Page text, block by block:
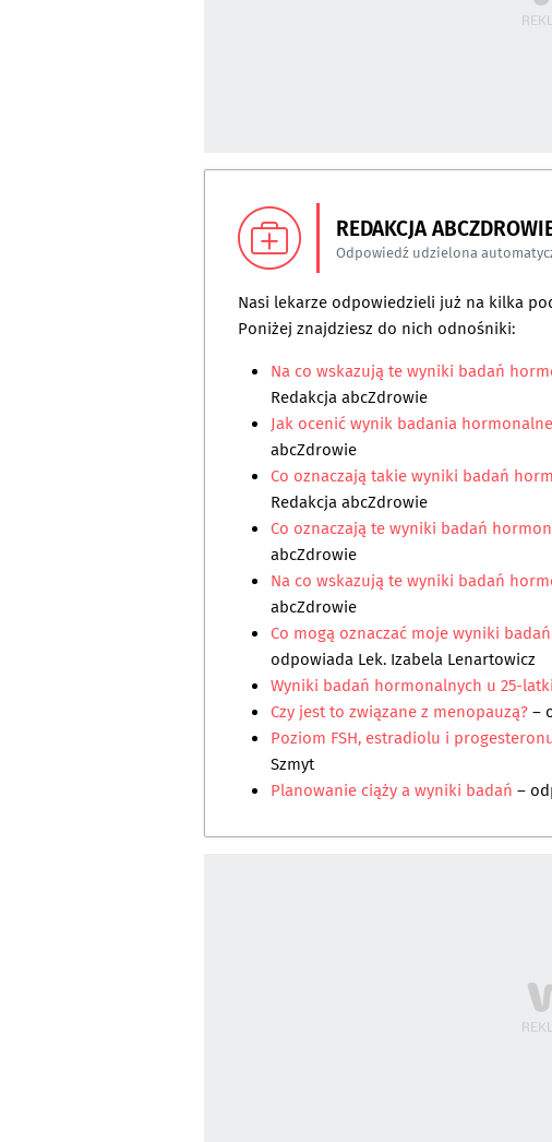
REDAKCJA
Odpowiedź udzielona
Nasi lekarze odpowiedzieli już na kilka
Poniżej znajdziesz do nich odnośniki:
Na co wskazują te wyniki badań
Redakcja abcZdrowie
Jak ocenić wynik badania
abcZdrowie
Co oznaczają takie wyniki badań
Redakcja abcZdrowie
Co oznaczają te wyniki badań
abcZdrowie
Na co wskazują te wyniki badań
abcZdrowie
Co mogą oznaczać moje wyniki
odpowiada Lek. Izabela Lenartowicz
Wyniki badań hormonalnych u 25-latki
Czy jest to związane z menopauzą?–
Poziom FSH, estradiolu i
Szmyt
Planowanie ciąży a wyniki badań –